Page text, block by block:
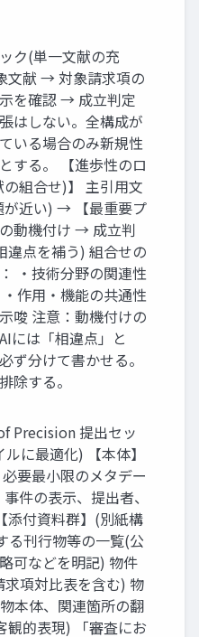
ク(単一文献の充
文献 → 対象請求項の
を確認 → 成立判定
はしない。全構成が
いる場合のみ新規性
する。 【進歩性のロ
組合せ)】 主引用文
が近い) → 【最重要プ
動機付け → 成立判
違点を補う) 組合せの
・技術分野の関連性
作用・機能の共通性
唆 注意：動機付けの
には「相違点」と
ず分けて書かせる。
除する。
Precision 提出セッ
に最適化) 【本体】
要最小限のメタデー
件の表示、提出者、
添付資料群】(別紙構
る刊行物等の一覧(公
可などを明記) 物件
項対比表を含む) 物
本体、関連箇所の翻
観的表現) 「審査にお